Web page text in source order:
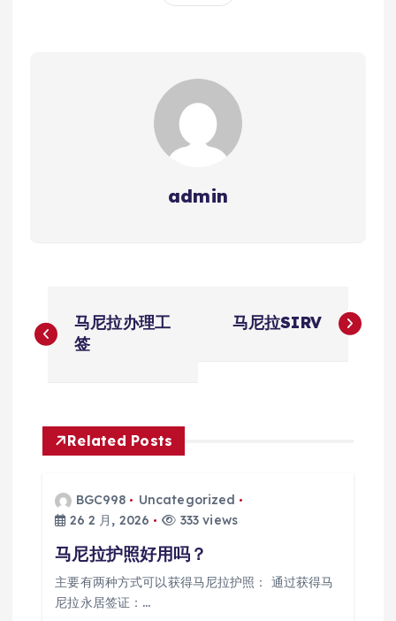
admin
章
航
马尼拉办理工
签
马尼拉SIRV
Related Posts
BGC998
Uncategorized
26 2 月, 2026
333 views
马尼拉护照好用吗？
主要有两种方式可以获得马尼拉护照： 通过获得马
尼拉永居签证：…